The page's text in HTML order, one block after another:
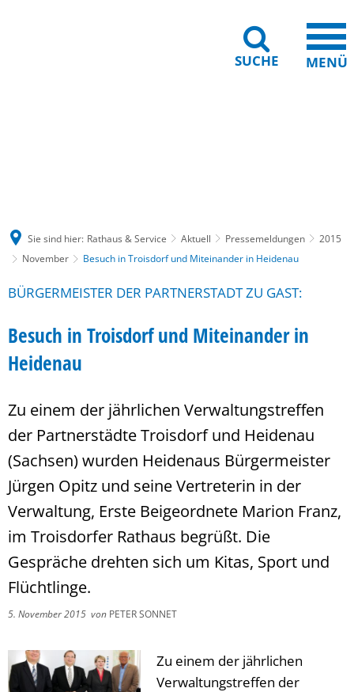
SUCHE MENÜ
Sie sind hier: Rathaus & Service Aktuell Pressemeldungen
2015
November
Besuch in Troisdorf und Miteinander in Heidenau
BÜRGERMEISTER DER PARTNERSTADT ZU GAST:
Besuch in Troisdorf und Miteinander in
Heidenau
Zu einem der jährlichen Verwaltungstreffen
der Partnerstädte Troisdorf und Heidenau
(Sachsen) wurden Heidenaus Bürgermeister
Jürgen Opitz und seine Vertreterin in der
Verwaltung, Erste Beigeordnete Marion Franz,
im Troisdorfer Rathaus begrüßt. Die
Gespräche drehten sich um Kitas, Sport und
Flüchtlinge.
5. November 2015 von PETER SONNET
Zu einem der jährlichen
Verwaltungstreffen der